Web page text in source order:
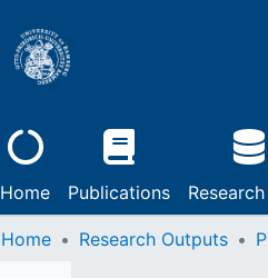
Home Publications
Home Research Outputs